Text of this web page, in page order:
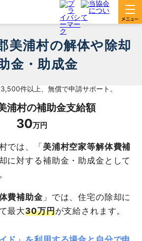
美浦村の解体や除却
金・助成金
浦村の補助金支給額
30万円
では、「美浦村空家等解体費補
に対する補助金・助成金として
費補助金 」では、住宅の除却に
最大30万円が支給されます。